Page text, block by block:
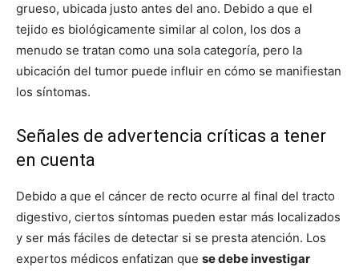
grueso, ubicada justo antes del ano. Debido a que el
tejido es biológicamente similar al colon, los dos a
menudo se tratan como una sola categoría, pero la
ubicación del tumor puede influir en cómo se manifiestan
los síntomas.
Señales de advertencia críticas a tener
en cuenta
Debido a que el cáncer de recto ocurre al final del tracto
digestivo, ciertos síntomas pueden estar más localizados
y ser más fáciles de detectar si se presta atención. Los
expertos médicos enfatizan que se debe investigar